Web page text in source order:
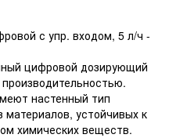
с упр. входом, 5 л/ч -
цифровой дозирующий
настенный тип
материалов, устойчивых к
химических веществ.